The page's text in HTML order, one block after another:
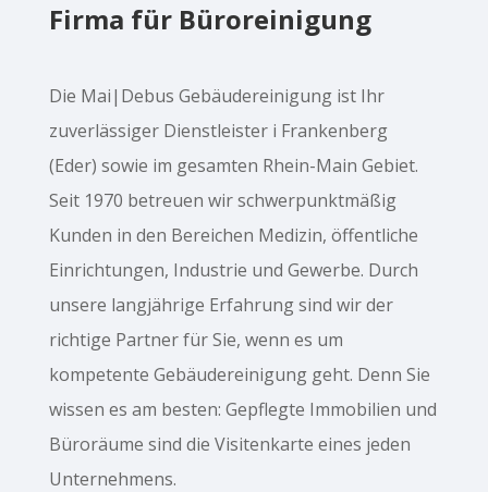
Firma für Büroreinigung
Die Mai|Debus Gebäudereinigung ist Ihr
zuverlässiger Dienstleister i Frankenberg
(Eder) sowie im gesamten Rhein-Main Gebiet.
Seit 1970 betreuen wir schwerpunktmäßig
Kunden in den Bereichen Medizin, öffentliche
Einrichtungen, Industrie und Gewerbe. Durch
unsere langjährige Erfahrung sind wir der
richtige Partner für Sie, wenn es um
kompetente Gebäudereinigung geht. Denn Sie
wissen es am besten: Gepflegte Immobilien und
Büroräume sind die Visitenkarte eines jeden
Unternehmens.